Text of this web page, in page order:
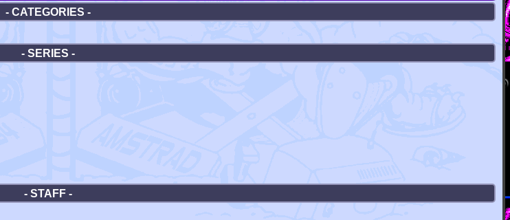
- CATEGORIES -
- SERIES -
- STAFF -